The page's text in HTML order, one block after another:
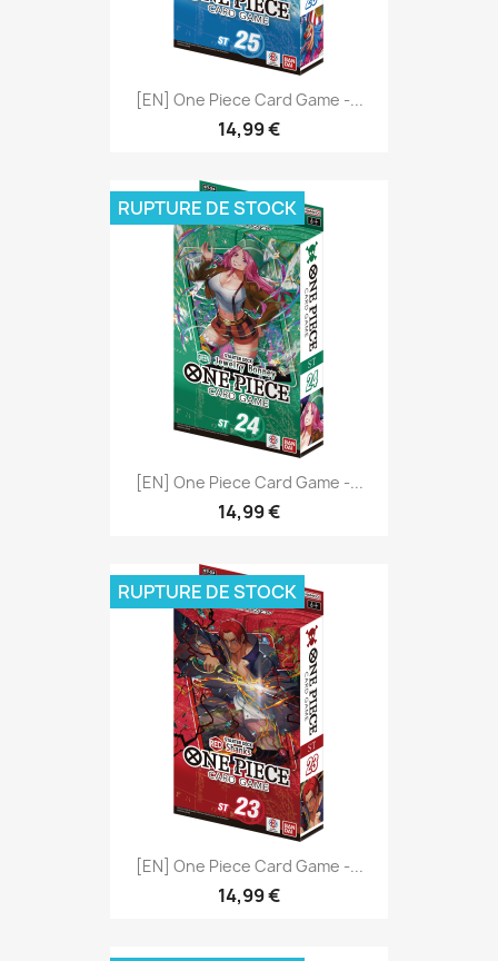
[EN] One Piece Card Game -...
14,99 €
[EN] One Piece Card Game -...
14,99 €
RUPTURE DE STOCK
[EN] One Piece Card Game -...
14,99 €
RUPTURE DE STOCK